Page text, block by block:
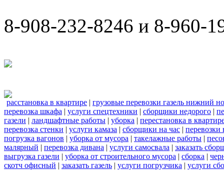
8-908-232-8246 и 8-960-
расстановка в квартире | грузовые перевозки газель нижний
перевозка шкафа | услуги спецтехники | сборщики недорого |
газели | ландшафтные работы | уборка | перестановка в
перевозка стенки | услуги камаза | сборщики на час | перевозки
погрузка вагонов | уборка от мусора | такелажные работы |
малярный | перевозка дивана | услуги самосвала | заказать
выгрузка газели | уборка от строительного мусора | сборка |
скотч офисный | заказать газель | услуги погрузчика | услуги